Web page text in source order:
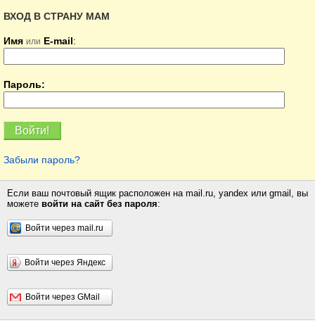
ВХОД В СТРАНУ МАМ
Имя или E-mail:
Пароль:
Забыли пароль?
Если ваш почтовый ящик расположен на mail.ru, yandex или gmail, вы
можете войти на сайт без пароля:
Войти через mail.ru
Войти через Яндекс
Войти через GMail